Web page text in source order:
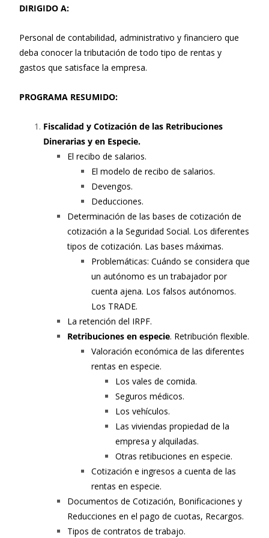
DIRIGIDO A:
Personal de contabilidad, administrativo y financiero que
deba conocer la tributación de todo tipo de rentas y
gastos que satisface la empresa.
PROGRAMA RESUMIDO:
Fiscalidad y Cotización de las Retribuciones
Dinerarias y en Especie.
El recibo de salarios.
El modelo de recibo de salarios.
Devengos.
Deducciones.
Determinación de las bases de cotización de
cotización a la Seguridad Social. Los diferentes
tipos de cotización. Las bases máximas.
Problemáticas: Cuándo se considera que
un autónomo es un trabajador por
cuenta ajena. Los falsos autónomos.
Los TRADE.
La retención del IRPF.
Retribuciones en especie. Retribución flexible.
Valoración económica de las diferentes
rentas en especie.
Los vales de comida.
Seguros médicos.
Los vehículos.
Las viviendas propiedad de la
empresa y alquiladas.
Otras retibuciones en especie.
Cotización e ingresos a cuenta de las
rentas en especie.
Documentos de Cotización, Bonificaciones y
Reducciones en el pago de cuotas, Recargos.
Tipos de contratos de trabajo.